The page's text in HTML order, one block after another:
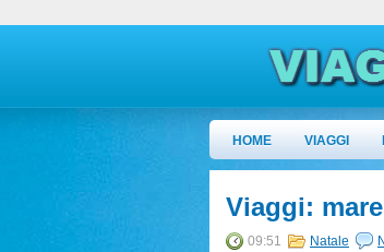
HOME VIAGGI
Viaggi:
09:51 Natale